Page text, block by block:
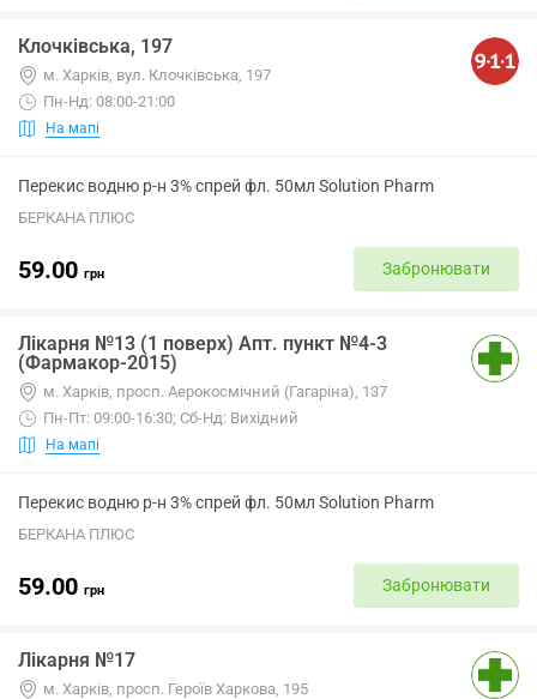
Клочківська, 197
м. Харків, вул. Клочківська, 197
Пн-Нд: 08:00-21:00
На мапі
Перекис водню р-н 3% спрей фл. 50мл Solution Pharm
БЕРКАНА ПЛЮС
59.00 грн Забронювати
Лікарня №13 (1 поверх) Апт. пункт №4-3
(Фармакор-2015)
м. Харків, просп. Аерокосмічний (Гагаріна), 137
Пн-Пт: 09:00-16:30; Сб-Нд: Вихідний
На мапі
Перекис водню р-н 3% спрей фл. 50мл Solution Pharm
БЕРКАНА ПЛЮС
59.00 грн Забронювати
Лікарня №17
м. Харків, просп. Героїв Харкова, 195